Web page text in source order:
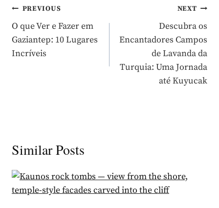
Navegação
de
artigos
PREVIOUS
O que Ver e Fazer em
Gaziantep: 10 Lugares
Incríveis
NEXT
Descubra os
Encantadores Campos
de Lavanda da
Turquia: Uma Jornada
até Kuyucak
Similar Posts